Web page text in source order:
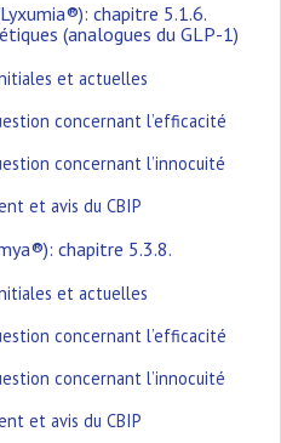
chapitre 5.1.6.
(analogues du GLP-1)
et actuelles
concernant l’efficacité
concernant l’innocuité
et avis du CBIP
chapitre 5.3.8.
et actuelles
concernant l’efficacité
concernant l’innocuité
et avis du CBIP